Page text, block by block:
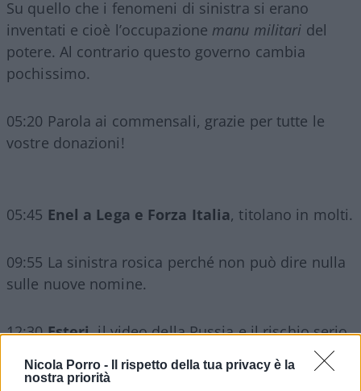
Nicola Porro -
Il rispetto della tua privacy è la
nostra priorità
Su quello che i fenomeni di sinistra si erano
inventati e cioè l’occupazione manu militari del
potere. Al contrario questo governo cambia
pochissimo.
05:20 Parola ai commensali, grazie per tutte le
vostre donazioni!
05:45 Enel a Lega e Forza Italia, titolano in molti.
09:55 La sinistra rosica perché non può dire nulla
sulle nuove nomine.
12:30Esteri, il video della Russia e il rischio serio
, incomprensibile, giuro che
apre il giornale con la parola “Leaks”.